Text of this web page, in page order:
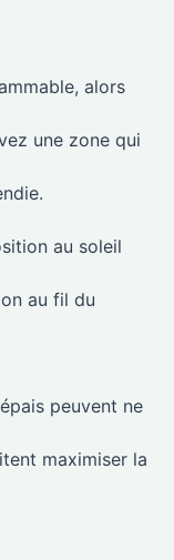
alors
une zone qui
au soleil
au fil du
peuvent ne
maximiser la